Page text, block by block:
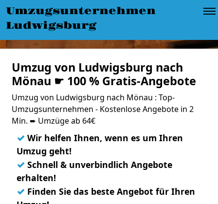
Umzugsunternehmen
Ludwigsburg
Umzug von Ludwigsburg nach
Mönau ☛ 100 % Gratis-Angebote
Umzug von Ludwigsburg nach Mönau : Top-
Umzugsunternehmen - Kostenlose Angebote in 2
Min. ➨ Umzüge ab 64€
✓ Wir helfen Ihnen, wenn es um Ihren
Umzug geht!
✓ Schnell & unverbindlich Angebote
erhalten!
✓ Finden Sie das beste Angebot für Ihren